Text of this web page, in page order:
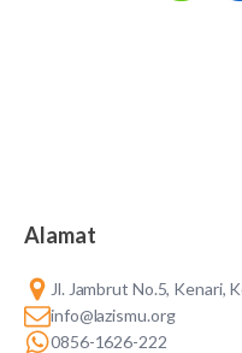
Alamat
Jl. Jambrut No.5, Kenari,
info@lazismu.org
0856-1626-222